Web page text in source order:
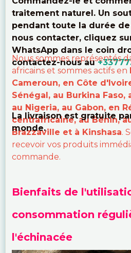
traitement naturel. Un
pendant toute la durée
nous contacter, cliquez
WhatsApp dans le coin
contactez-nous au
Nous sommes représentés
africains et sommes actifs en
Cameroun, en Côte
Sénégal, au Burkina Faso,
au Nigeria, au Gabon, en
centrafricaine, au Bénin,
Brazzaville et à Kinshasa.
recevoir vos produits
commande.
La livraison est gratuite
monde.
Bienfaits de
consommation
l'échinacée